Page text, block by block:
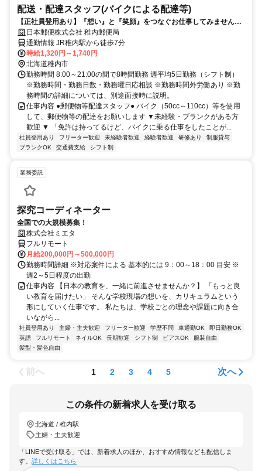
配送・配達スタッフ(バイクによる配達等)
【正社員登用あり】『想い』と『笑顔』をつなぐお仕事してみません
か？日本郵便株式会社 稚内郵便局
通勤情報 JR稚内駅から徒歩7分
時給1,320円～1,740円
北海道稚内市
勤務時間 8:00～21:00の間で8時間勤務 週平均5日勤務（シフト制）
※勤務時間・勤務日数・勤務曜日応相談 ※勤務時間外労働あり ※勤
務時間の詳細については、別途面接時に説明。
仕事内容 ●郵便物等配達スタッフ● バイク（50cc～110cc）等を使用
して、郵便物等の配達をお願いします ▼未経験・ブランクがある方
歓迎 ▼ 「免許は持ってるけど、バイクに乗る仕事をしたことが...
社員登用あり フリーター歓迎 未経験者歓迎 経験者歓迎 研修あり
制服貸与
ブランクOK
交通費支給 シフト制
業務委託
探究コーディネーター
全国での大規模募集！
株式会社ミエタ
フルリモート
月給200,000円～500,000円
勤務時間詳細 ※対応案件による 基本的には 9：00～18：00 目安 ※
週2～5日程度の出勤
仕事内容 【日本の教育を、一緒に前進させませんか？】 「もっと良
い教育を届けたい」 そんな学校現場の想いを、カリキュラムという
形にしていく仕事です。 私たちは、学校ごとの理念や課題に向き合
いながら...
社員登用あり 主婦・主夫歓迎 フリーター歓迎 学歴不問 車通勤OK
即日勤務OK
英語
フルリモート ネイルOK 長期歓迎 シフト制 ピアスOK
服装自由
髪型・髪色自由
前へ 1 2 3 4 5 次へ
この条件の新着求人を受け取る
北海道 / 稚内駅
主婦・主夫歓迎
「LINEで受け取る」では、新着求人のほか、おすすめ情報なども配信しま
す。 詳しくはこちら